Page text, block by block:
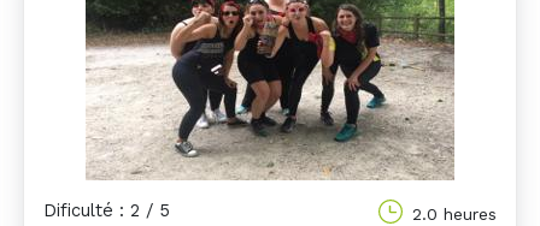
Dificulté : 2 / 5 2.0 heures